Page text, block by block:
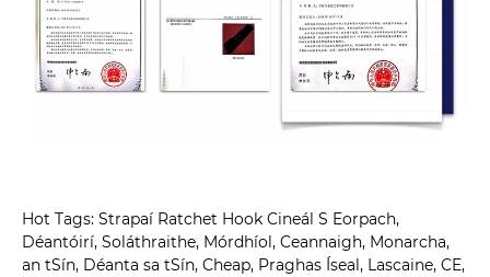
Hot Tags: Strapaí Ratchet Hook Cineál S Eorpach,
Déantóirí, Soláthraithe, Mórdhíol, Ceannaigh, Monarcha,
an tSín, Déanta sa tSín, Cheap, Praghas Íseal, Lascaine, CE,